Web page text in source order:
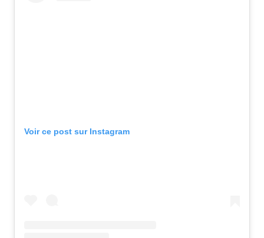
Voir ce post sur Instagram